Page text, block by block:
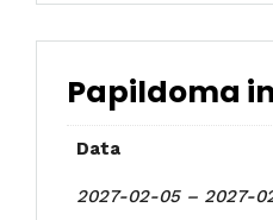
Papildoma
Data
2027-02-05 – 2027-